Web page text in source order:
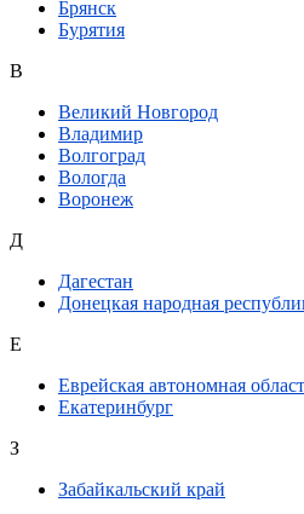
Брянск
Бурятия
В
Великий Новгород
Владимир
Волгоград
Вологда
Воронеж
Д
Дагестан
Донецкая народная
Е
Еврейская автономная
Екатеринбург
З
Забайкальский край